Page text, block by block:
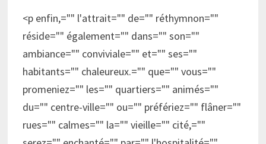
<p enfin,="" l'attrait="" de="" réthymnon=""
réside="" également="" dans="" son=""
ambiance="" conviviale="" et="" ses=""
habitants="" chaleureux.="" que="" vous=""
promeniez="" les="" quartiers="" animés=""
du="" centre-ville="" ou="" préfériez="" flâner=""
rues="" calmes="" la="" vieille="" cité,=""